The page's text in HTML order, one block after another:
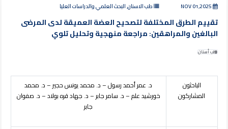
طب الاسنان, البحث العلمي والدراسات العليا
تقييم الطرق المختلفة لتصحيح العضة العميقة لدى المرضى
البالغين والمراهقين: مراجعة منهجية وتحليل تلوي
طب أسنان
الباحثون
المشاركون
د. عمر أحمد رسول – د. محمد يونس حجير – د. محمد
خورشيد علم – د. سامر جابر – د. جهاد قره بولاد – د. صفوان
جابر